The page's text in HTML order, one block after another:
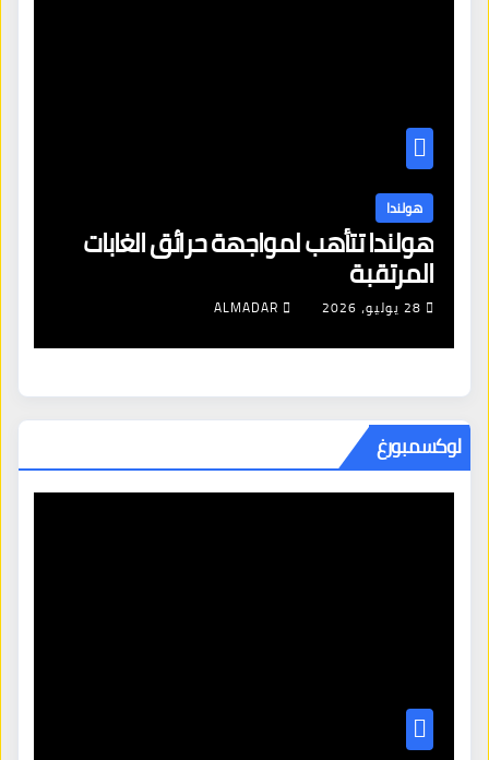
هولندا
هولندا تتأهب لمواجهة حرائق الغابات
المرتقبة
28 يوليو، 2026 ALMADAR
لوكسمبورغ